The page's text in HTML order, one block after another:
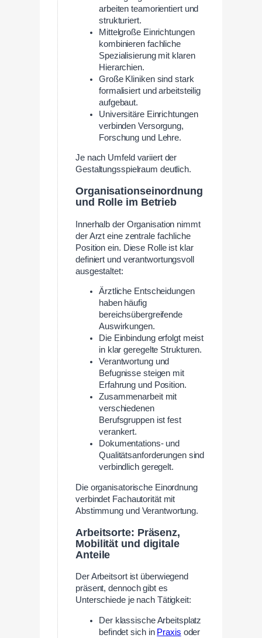
arbeiten teamorientiert und
strukturiert.
Mittelgroße Einrichtungen
kombinieren fachliche
Spezialisierung mit klaren
Hierarchien.
Große Kliniken sind stark
formalisiert und arbeitsteilig
aufgebaut.
Universitäre Einrichtungen
verbinden Versorgung,
Forschung und Lehre.
Je nach Umfeld variiert der
Gestaltungsspielraum deutlich.
Organisationseinordnung
und Rolle im Betrieb
Innerhalb der Organisation nimmt
der Arzt eine zentrale fachliche
Position ein. Diese Rolle ist klar
definiert und verantwortungsvoll
ausgestaltet:
Ärztliche Entscheidungen
haben häufig
bereichsübergreifende
Auswirkungen.
Die Einbindung erfolgt meist
in klar geregelte Strukturen.
Verantwortung und
Befugnisse steigen mit
Erfahrung und Position.
Zusammenarbeit mit
verschiedenen
Berufsgruppen ist fest
verankert.
Dokumentations- und
Qualitätsanforderungen sind
verbindlich geregelt.
Die organisatorische Einordnung
verbindet Fachautorität mit
Abstimmung und Verantwortung.
Arbeitsorte: Präsenz,
Mobilität und digitale
Anteile
Der Arbeitsort ist überwiegend
präsent, dennoch gibt es
Unterschiede je nach Tätigkeit:
Der klassische Arbeitsplatz
befindet sich in Praxis oder